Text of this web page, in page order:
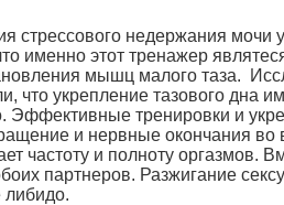
стрессового недержания
именно этот тренажер
мышц малого таза.
что укрепление тазового дна
Эффективные тренировки и
и нервные окончания во
частоту и полноту оргазмов.
партнеров. Разжигание
либидо.